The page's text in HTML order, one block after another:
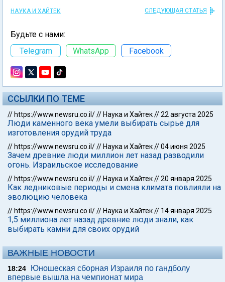
НАУКА И ХАЙТЕК СЛЕДУЮЩАЯ СТАТЬЯ
Будьте с нами:
Telegram
WhatsApp Facebook
ССЫЛКИ ПО ТЕМЕ
// https://www.newsru.co.il/// Наука и Хайтек//22 августа 2025
Люди каменного века умели выбирать сырье для
изготовления орудий труда
// https://www.newsru.co.il/// Наука и Хайтек//04 июня 2025
Зачем древние люди миллион лет назад разводили
огонь. Израильское исследование
// https://www.newsru.co.il/// Наука и Хайтек//20 января 2025
Как ледниковые периоды и смена климата повлияли на
эволюцию человека
// https://www.newsru.co.il/// Наука и Хайтек// 14 января 2025
1,5 миллиона лет назад древние люди знали, как
выбирать камни для своих орудий
ВАЖНЫЕ НОВОСТИ
18:24
Юношеская сборная Израиля по гандболу
впервые вышла на чемпионат мира